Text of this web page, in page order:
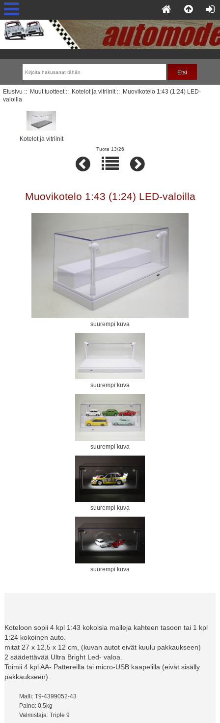
Etusivu :: Muut tuotteet:: Kotelot ja vitriinit:: Muovikotelo 1:43 (1:24) LED-
valoilla
Kotelot ja vitriinit
Tuote 13/26
Muovikotelo 1:43 (1:24) LED-valoilla
suurempi kuva
suurempi kuva
suurempi kuva
suurempi kuva
suurempi kuva
Koteloon sopii 4 kpl 1:43 kokoisia malleja kahteen tasoon tai 1 kpl
1:24 kokoinen auto.
mitat 27 x 12,5 x 12 cm, (kuvan autot eivät kuulu pakkaukseen)
2 säädettävää Ultra Bright Led- valoa.
Toimii 4 kpl AA- Pattereilla tai micro-USB kaapelilla (eivät sisälly
pakkaukseen).
Malli: T9-4399052-43
Paino: 0.5kg
Valmistaja: Triple 9